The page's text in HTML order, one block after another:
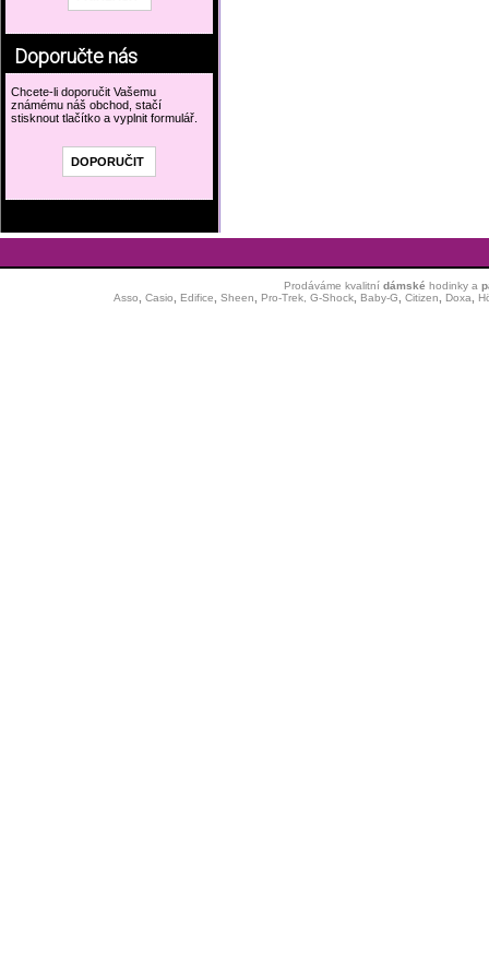
Doporučte nás
Chcete-li doporučit Vašemu
známému náš obchod, stačí
stisknout tlačítko a vyplnit formulář.
Prodáváme kvalitní dámské hodinkya
Asso
Casio Edifice Sheen Pro-Trek, G-Shock, Baby-G Citizen Doxa